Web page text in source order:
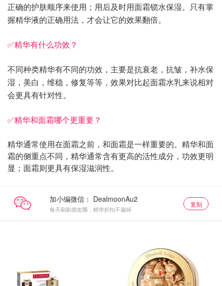
正确的护肤顺序来使用；用后及时用面霜锁水保湿。只有掌
握精华液的正确用法，才会让它的效果翻倍。
✅精华有什么功效？
不同种类精华有不同的功效，主要是抗衰老，抗皱，补水保
湿，美白，维稳，修复等等，效果对比起面霜水乳来说相对
会更具有针对性。
✅精华和面霜哪个更重要？
精华通常使用在面霜之前，和面霜是一样重要的。精华和面
霜的侧重点不同，精华通常含有更高的活性成分，功效更明
显；面霜则更具有保湿滋润性。
加小编微信：
每天刷刷朋友圈，精华折扣不漏掉
复制